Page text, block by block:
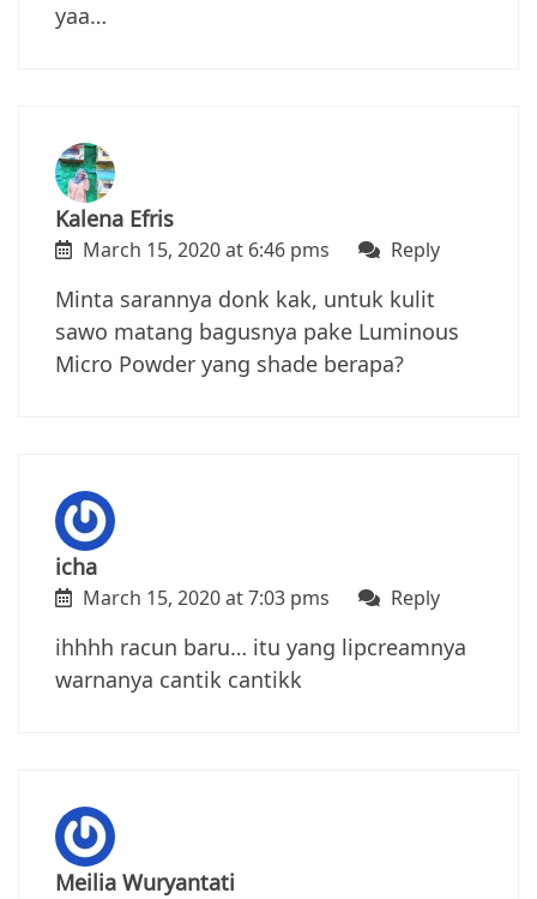
yaa…
Kalena Efris
March 15, 2020 at 6:46 pms Reply
Minta sarannya donk kak, untuk kulit
sawo matang bagusnya pake Luminous
Micro Powder yang shade berapa?
icha
March 15, 2020 at 7:03 pms Reply
ihhhh racun baru… itu yang lipcreamnya
warnanya cantik cantikk
Meilia Wuryantati